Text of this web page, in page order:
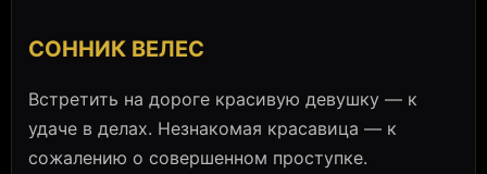
СОННИК ВЕЛЕС
Встретить на дороге красивую девушку — к
удаче в делах. Незнакомая красавица — к
сожалению о совершенном проступке.